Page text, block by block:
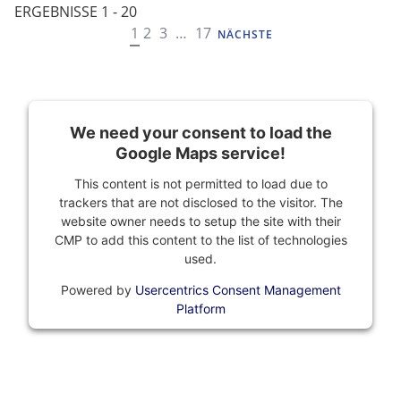
ERGEBNISSE 1 - 20
NAVIGATION
1 2 3 … 17 NÄCHSTE
We need your consent to load the
Google Maps service!
This content is not permitted to load due to
trackers that are not disclosed to the visitor. The
website owner needs to setup the site with their
CMP to add this content to the list of technologies
used.
Powered by Usercentrics Consent Management
Platform